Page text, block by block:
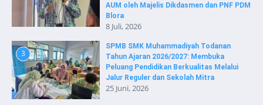
AUM oleh Majelis Dikdasmen dan PNF PDM
Blora
8 Juli, 2026
3
SPMB SMK Muhammadiyah Todanan
Tahun Ajaran 2026/2027: Membuka
Peluang Pendidikan Berkualitas Melalui
Jalur Reguler dan Sekolah Mitra
25 Juni, 2026